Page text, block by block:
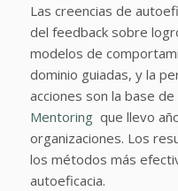
Las creencias de
del feedback sobre
modelos de
dominio guiadas, y la
acciones son la base de
Mentoringque llevo
organizaciones. Los
los métodos más
autoeficacia.